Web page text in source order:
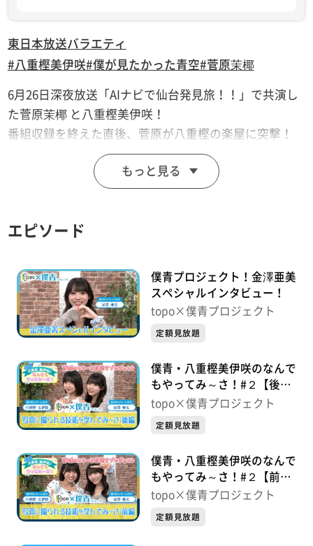
東日本放送バラエティ
#八重樫美伊咲#僕が見たかった青空#菅原茉椰
6月26日深夜放送「AIナビで仙台発見旅！！」で共演し
た菅原茉椰 と八重樫美伊咲！
番組収録を終えた直後、菅原が八重樫の楽屋に突撃！
SKE48として駆け抜けた“先輩アイドル”と、
今まさにアイドル真っただ中を走る“現役アイドル”。そ
してともに宮城県出身。
八重樫美伊咲の「なんでもやってみ～さ」はtopoで配
信中！
★２人が共演した「AIナビで仙台発見旅！！」は6月26
日深夜の地上波放送後、見逃し配信スタート！
もっと見る
エピソード
僕青プロジェクト！金澤亜美
スペシャルインタビュー！
topo×僕青プロジェクト
定額見放題
僕青・八重樫美伊咲のなんで
もやってみ～さ！#２【後
編】合成写真に挑戦！
topo×僕青プロジェクト
定額見放題
僕青・八重樫美伊咲のなんで
もやってみ～さ！#２【前
編】 ゲストは金澤亜美！
topo×僕青プロジェクト
定額見放題